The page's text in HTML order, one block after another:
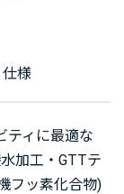
仕様
ティに最適な
加工・GTTテ
フッ素化合物)